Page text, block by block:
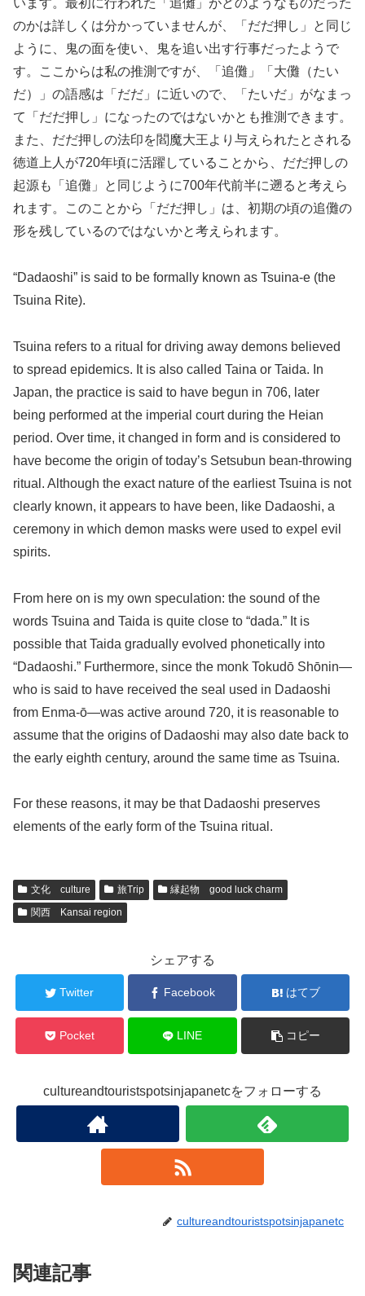
います。最初に行われた「追儺」がどのようなものだった
のかは詳しくは分かっていませんが、「だだ押し」と同じ
ように、鬼の面を使い、鬼を追い出す行事だったようで
す。ここからは私の推測ですが、「追儺」「大儺（たい
だ）」の語感は「だだ」に近いので、「たいだ」がなまっ
て「だだ押し」になったのではないかとも推測できます。
また、だだ押しの法印を閻魔大王より与えられたとされる
徳道上人が720年頃に活躍していることから、だだ押しの
起源も「追儺」と同じように700年代前半に遡ると考えら
れます。このことから「だだ押し」は、初期の頃の追儺の
形を残しているのではないかと考えられます。
“Dadaoshi” is said to be formally known as Tsuina-e (the
Tsuina Rite).
Tsuina refers to a ritual for driving away demons believed
to spread epidemics. It is also called Taina or Taida. In
Japan, the practice is said to have begun in 706, later
being performed at the imperial court during the Heian
period. Over time, it changed in form and is considered to
have become the origin of today’s Setsubun bean-throwing
ritual. Although the exact nature of the earliest Tsuina is not
clearly known, it appears to have been, like Dadaoshi, a
ceremony in which demon masks were used to expel evil
spirits.
From here on is my own speculation: the sound of the
words Tsuina and Taida is quite close to “dada.” It is
possible that Taida gradually evolved phonetically into
“Dadaoshi.” Furthermore, since the monk Tokudō Shōnin—
who is said to have received the seal used in Dadaoshi
from Enma-ō—was active around 720, it is reasonable to
assume that the origins of Dadaoshi may also date back to
the early eighth century, around the same time as Tsuina.
For these reasons, it may be that Dadaoshi preserves
elements of the early form of the Tsuina ritual.
文化 culture 旅Trip
縁起物 good luck charm
関西 Kansai region
シェアする
Twitter Facebook はてブ
Pocket LINE コピー
cultureandtouristspotsinjapanetcをフォローする
cultureandtouristspotsinjapanetc
関連記事